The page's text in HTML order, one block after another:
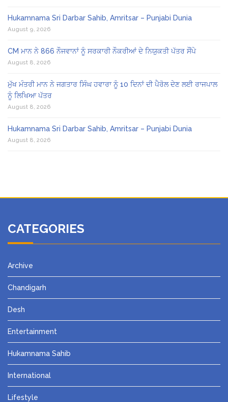
Hukamnama Sri Darbar Sahib, Amritsar – Punjabi Dunia
August 9, 2026
CM ਮਾਨ ਨੇ 866 ਨੌਜਵਾਨਾਂ ਨੂੰ ਸਰਕਾਰੀ ਨੌਕਰੀਆਂ ਦੇ ਨਿਯੁਕਤੀ ਪੱਤਰ ਸੌਂਪੇ
August 8, 2026
ਮੁੱਖ ਮੰਤਰੀ ਮਾਨ ਨੇ ਜਗਤਾਰ ਸਿੰਘ ਹਵਾਰਾ ਨੂੰ 10 ਦਿਨਾਂ ਦੀ ਪੈਰੋਲ ਦੇਣ ਲਈ ਰਾਜਪਾਲ
ਨੂੰ ਲਿਖਿਆ ਪੱਤਰ
August 8, 2026
Hukamnama Sri Darbar Sahib, Amritsar – Punjabi Dunia
August 8, 2026
CATEGORIES
Archive
Chandigarh
Desh
Entertainment
Hukamnama Sahib
International
Lifestyle